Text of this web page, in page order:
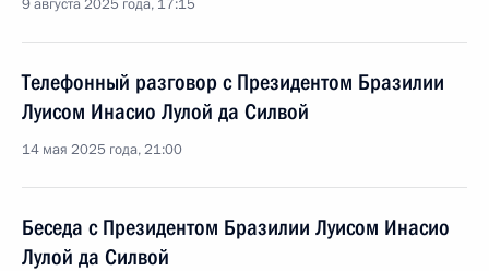
9 августа 2025 года, 17:15
Телефонный разговор с Президентом Бразилии
Луисом Инасио Лулой да Силвой
14 мая 2025 года, 21:00
Беседа с Президентом Бразилии Луисом Инасио
Лулой да Силвой